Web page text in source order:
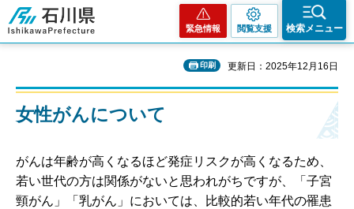
石川県
緊急情報 閲覧支援 検索メニュー
印刷 更新日：2025年12月16日
女性がんについて
がんは年齢が高くなるほど発症リスクが高くなるため、
若い世代の方は関係がないと思われがちですが、「子宮
頸がん」「乳がん」においては、比較的若い年代の罹患